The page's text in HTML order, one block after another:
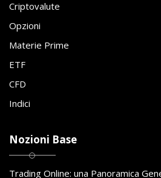
Criptovalute
Opzioni
Materie Prime
ETF
CFD
Indici
Nozioni Base
Trading Online: una Panoramica